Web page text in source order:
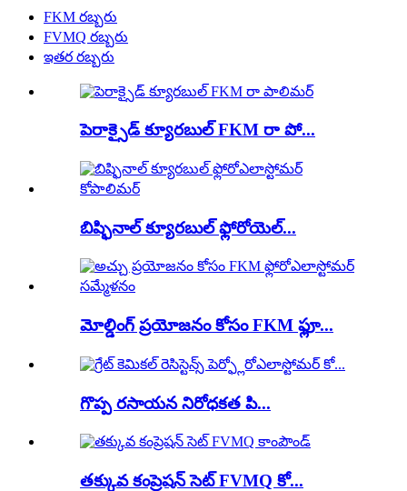
FKM రబ్బరు
FVMQ రబ్బరు
ఇతర రబ్బరు
పెరాక్సైడ్ క్యూరబుల్ FKM రా పో...
బిష్ఫినాల్ క్యూరబుల్ ఫ్లోరోయెల్...
మోల్డింగ్ ప్రయోజనం కోసం FKM ఫ్లూ...
గొప్ప రసాయన నిరోధకత పి...
తక్కువ కంప్రెషన్ సెట్ FVMQ కో...